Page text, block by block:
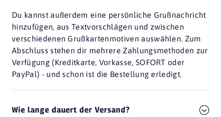
Du kannst außerdem eine persönliche Grußnachricht
hinzufügen, aus Textvorschlägen und zwischen
verschiedenen Grußkartenmotiven auswählen. Zum
Abschluss stehen dir mehrere Zahlungsmethoden zur
Verfügung (Kreditkarte, Vorkasse, SOFORT oder
PayPal) - und schon ist die Bestellung erledigt.
Wie lange dauert der Versand?